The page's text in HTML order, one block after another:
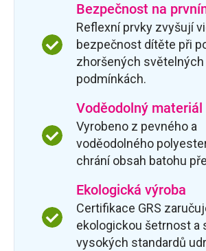
Bezpečnost na
Reflexní prvky zvyšují
bezpečnost dítěte při
zhoršených světelných
podmínkách.
Voděodolný materiál
Vyrobeno z pevného a
voděodolného
chrání obsah batohu
Ekologická výroba
Certifikace GRS
ekologickou šetrnost a
vysokých standardů